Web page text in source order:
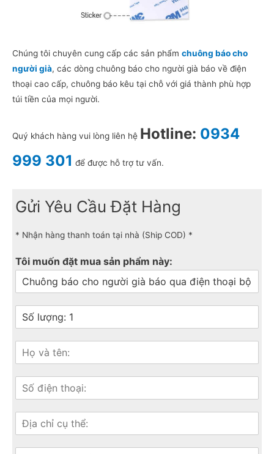
Chúng tôi chuyên cung cấp các sản phẩm chuông báo cho
người già, các dòng chuông báo cho người già báo về điện
thoại cao cấp, chuông báo kêu tại chỗ với giá thành phù hợp
túi tiền của mọi người.
Quý khách hàng vui lòng liên hệ Hotline: 0934
999 301 để được hỗ trợ tư vấn.
Gửi Yêu Cầu Đặt Hàng
* Nhận hàng thanh toán tại nhà (Ship COD) *
Tôi muốn đặt mua sản phẩm này: